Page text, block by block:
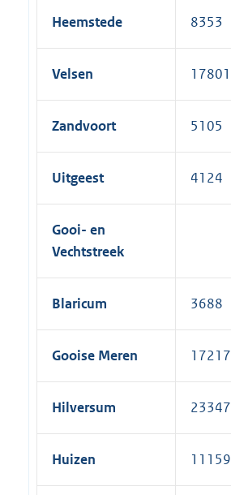
Heemstede 8353
Velsen 17801
Zandvoort 5105
Uitgeest 4124
Gooi- en
Vechtstreek
Blaricum 3688
Gooise Meren 17217
Hilversum 23347
Huizen 11159